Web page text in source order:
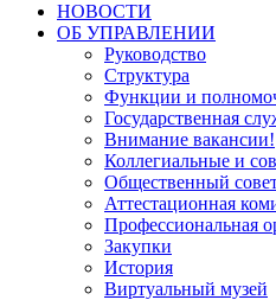
НОВОСТИ
ОБ УПРАВЛЕНИИ
Руководство
Структура
Функции и
Государственная
Внимание вакансии!
Коллегиальные и
Общественный
Аттестационная
Профессиональная
Закупки
История
Виртуальный музей